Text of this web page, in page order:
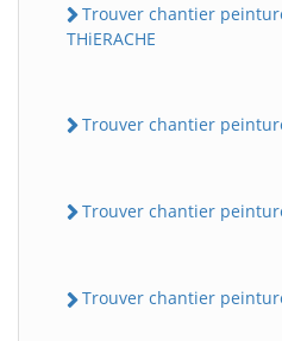
Trouver chantier
THiERACHE
Trouver chantier
Trouver chantier
Trouver chantier